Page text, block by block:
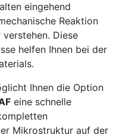
eingehend
Reaktion
Diese
helfen Ihnen bei der
Ihnen die Option
eine schnelle
Mikrostruktur auf der